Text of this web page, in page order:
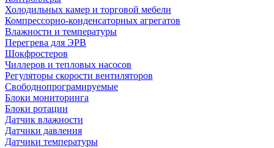
Холодильных камер и торговой мебели
Компрессорно-конденсаторных агрегатов
Влажности и температуры
Перегрева для ЭРВ
Шокфростеров
Чиллеров и тепловых насосов
Регуляторы скорости вентиляторов
Свободнопрограмируемые
Блоки мониторинга
Блоки ротации
Датчик влажности
Датчики давления
Датчики температуры